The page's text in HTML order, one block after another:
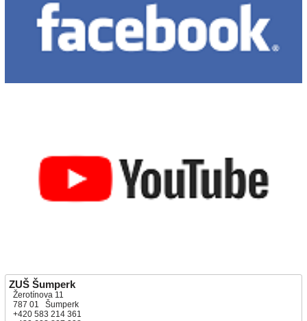
ZUŠ Šumperk
Žerotínova 11
787 01 Šumperk
+420 583 214 361